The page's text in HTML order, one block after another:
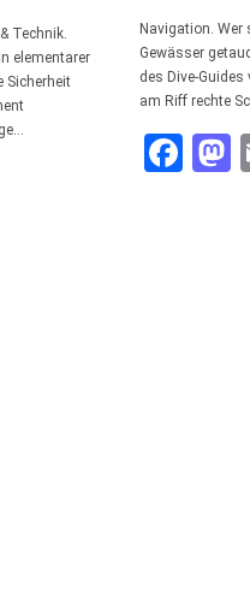
Technik.
elementarer
Sicherheit
Navigation. Wer
Gewässer
des Dive-
am Riff rechte